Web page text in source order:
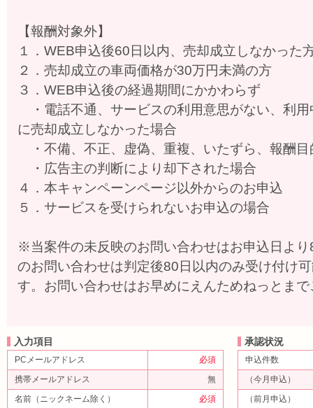
【報酬対象外】
１．WEB申込後60日以内、売却成立しなかった
２．売却成立の車両価格が30万円未満の方
３．WEB申込後の経過期間にかかわらず
・電話不通、サービスの利用意思がない、利
に売却成立しなかった場合
・不備、不正、虚偽、重複、いたずら、報酬
・広告主の判断により却下された場合
４．本キャンペーンページ以外からのお申込
５．サービスを受けられないお申込の場合
※当案件の未反映のお問い合わせはお申込日よ
のお問い合わせは判定後80日以内のみ受け付け
す。お問い合わせはお早めにえんためねっとま
入力項目
PCメールアドレス
必須
携帯メールアドレス
無
名前（ニックネーム除く）
必須
承認状況
申込件数
（今月申込）
（前月申込）